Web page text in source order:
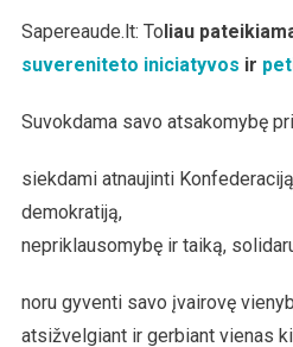
Sapereaude.lt: Toliau
suvereniteto iniciatyvos ir
Suvokdama savo atsakomybę
siekdami atnaujinti
demokratiją,
nepriklausomybę ir taiką,
noru gyventi savo įvairovę
atsižvelgiant ir gerbiant vienas